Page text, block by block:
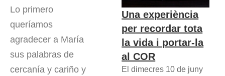
Lo primero
queríamos
agradecer a María
sus palabras de
cercanía y cariño y
Una experiència
per recordar tota
la vida i portar-la
al COR
El dimecres 10 de juny